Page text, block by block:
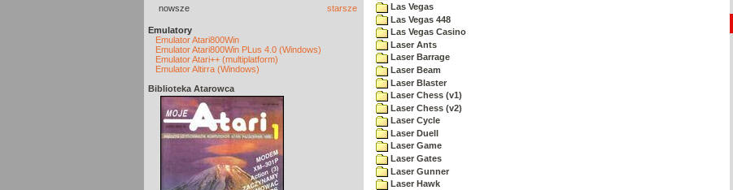
nowsze starsze
Emulatory
Emulator Atari800Win
Emulator Atari800Win PLus 4.0 (Windows)
Emulator Atari++ (multiplatform)
Emulator Altirra (Windows)
Biblioteka Atarowca
Las Vegas
Las Vegas 448
Las Vegas Casino
Laser Ants
Laser Barrage
Laser Beam
Laser Blaster
Laser Chess (v1)
Laser Chess (v2)
Laser Cycle
Laser Duell
Laser Game
Laser Gates
Laser Gunner
Laser Hawk